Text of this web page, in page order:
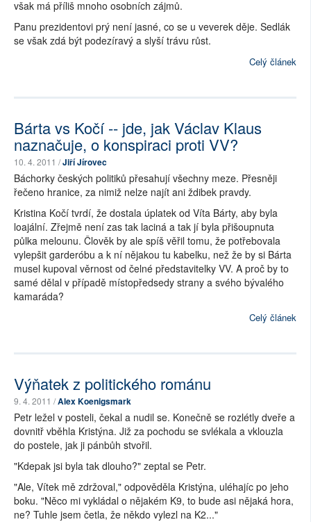
však má příliš mnoho osobních zájmů.
Panu prezidentovi prý není jasné, co se u veverek děje. Sedlák
se však zdá být podezíravý a slyší trávu růst.
Celý článek
Bárta vs Kočí -- jde, jak Václav Klaus
naznačuje, o konspiraci proti VV?
10. 4. 2011 /Jiří Jírovec
Báchorky českých politiků přesahují všechny meze. Přesněji
řečeno hranice, za nimiž nelze najít ani ždibek pravdy.
Kristina Kočí tvrdí, že dostala úplatek od Víta Bárty, aby byla
loajální. Zřejmě není zas tak laciná a tak jí byla přišoupnuta
půlka melounu. Člověk by ale spíš věřil tomu, že potřebovala
vylepšit garderóbu a k ní nějakou tu kabelku, než že by si Bárta
musel kupoval věrnost od čelné představitelky VV. A proč by to
samé dělal v případě místopředsedy strany a svého bývalého
kamaráda?
Celý článek
Výňatek z politického románu
9. 4. 2011 /Alex Koenigsmark
Petr ležel v posteli, čekal a nudil se. Konečně se rozlétly dveře a
dovnitř vběhla Kristýna. Již za pochodu se svlékala a vklouzla
do postele, jak ji pánbůh stvořil.
"Kdepak jsi byla tak dlouho?" zeptal se Petr.
"Ale, Vítek mě zdržoval," odpověděla Kristýna, uléhajíc po jeho
boku. "Něco mi vykládal o nějakém K9, to bude asi nějaká hora,
ne? Tuhle jsem četla, že někdo vylezl na K2..."